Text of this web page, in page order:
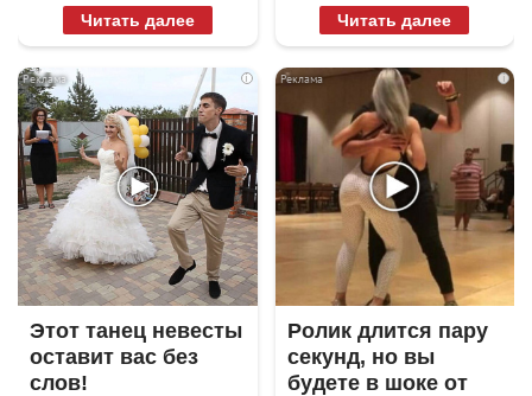
Читать далее Читать далее
i
Этот танец невесты
оставит вас без
слов!
i
Ролик длится пару
секунд, но вы
будете в шоке от